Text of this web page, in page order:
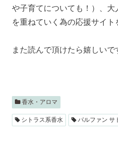
や子育てについても！）、
を重ねていく為の応援サイト
また読んで頂けたら嬉しいで
香水・アロマ
シトラス系香水 パルファン サ